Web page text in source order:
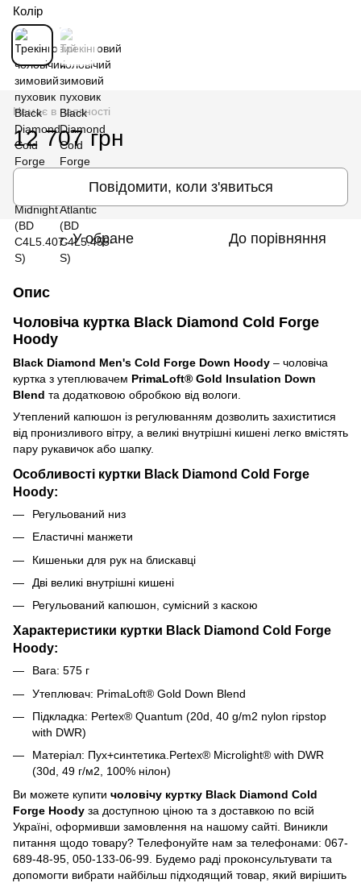
Колір
Немає в наявності
12 707 грн
Повідомити, коли з'явиться
У обране До порівняння
Опис
Чоловіча куртка Black Diamond Cold Forge
Hoody
Black Diamond Men's Cold Forge Down Hoody – чоловіча
куртка з утеплювачем PrimaLoft® Gold Insulation Down
Blend та додатковою обробкою від вологи.
Утеплений капюшон із регулюванням дозволить захиститися
від пронизливого вітру, а великі внутрішні кишені легко вмістять
пару рукавичок або шапку.
Особливості куртки Black Diamond Cold Forge
Hoody:
Регульований низ
Еластичні манжети
Кишеньки для рук на блискавці
Дві великі внутрішні кишені
Регульований капюшон, сумісний з каскою
Характеристики куртки Black Diamond Cold Forge
Hoody:
Вага: 575 г
Утеплювач: PrimaLoft® Gold Down Blend
Підкладка: Pertex® Quantum (20d, 40 g/m2 nylon ripstop
with DWR)
Матеріал: Пух+синтетика.Pertex® Microlight® with DWR
(30d, 49 г/м2, 100% нілон)
Ви можете купити чоловічу куртку Black Diamond Cold
Forge Hoody за доступною ціною та з доставкою по всій
Україні, оформивши замовлення на нашому сайті. Виникли
питання щодо товару? Телефонуйте нам за телефонами: 067-
689-48-95, 050-133-06-99. Будемо раді проконсультувати та
допомогти вибрати найбільш підходящий товар, який вирішить